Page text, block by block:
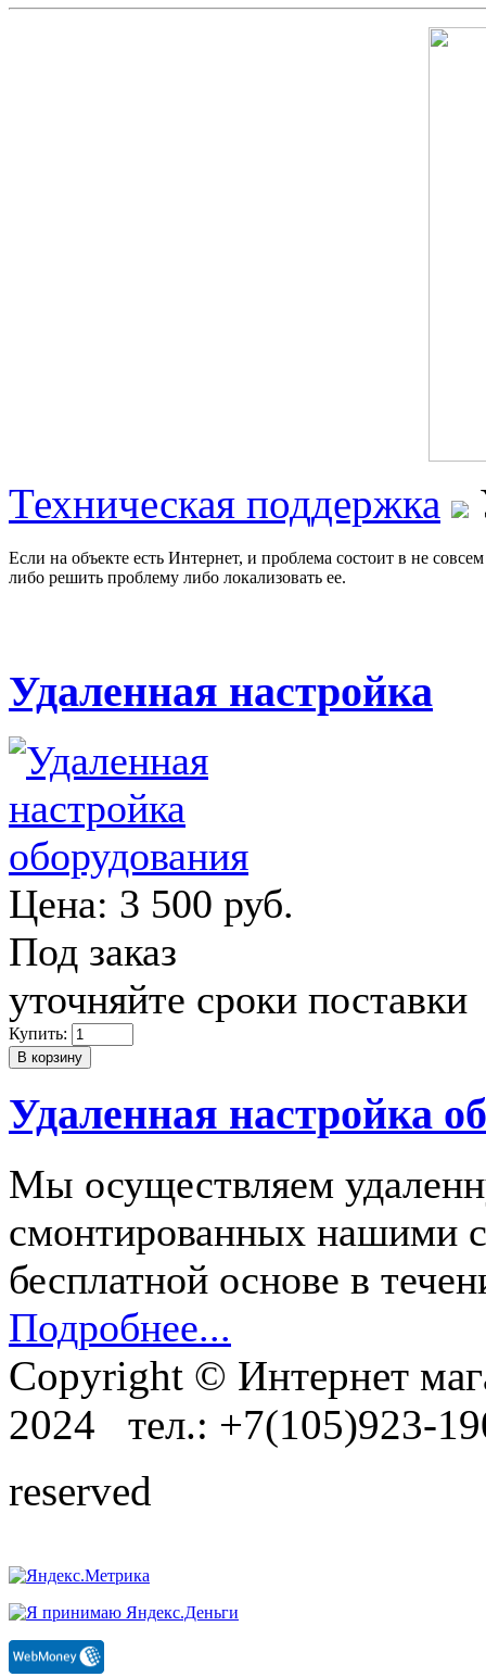
Техническая поддержка
Если на объекте есть Интернет, и проблема состоит в не
либо решить проблему либо локализовать ее.
Удаленная настройка
Цена: 3 500 руб.
Под заказ
уточняйте сроки поставки
Купить:
Удаленная настройка
Мы осуществляем
смонтированных нашими
бесплатной основе в
Подробнее...
Copyright © Интернет
2024 тел.: +7(105)923-
reserved